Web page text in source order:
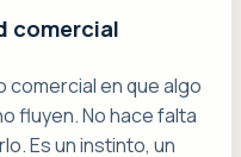
comercial
comercial en que algo
fluyen. No hace falta
Es un instinto, un